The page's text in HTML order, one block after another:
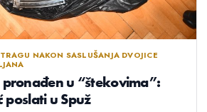
NAKON SASLUŠANJA DVOJICE
u “štekovima”:
poslati u Spuž